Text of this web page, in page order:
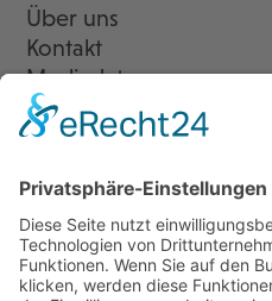
Über uns
Kontakt
Mediadaten
Newsletter
LogIn
Legal
Impressum
Datenschutzerklärung